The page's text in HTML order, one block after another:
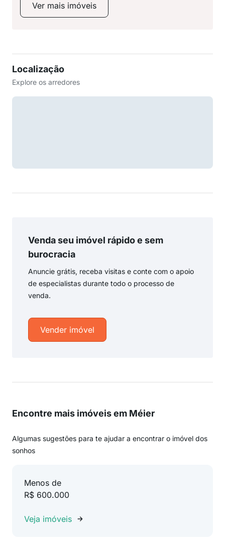
Ver mais imóveis
Localização
Explore os arredores
Venda seu imóvel rápido e sem
burocracia
Anuncie grátis, receba visitas e conte com o apoio
de especialistas durante todo o processo de
venda.
Vender imóvel
Encontre mais imóveis em Méier
Algumas sugestões para te ajudar a encontrar o imóvel dos
sonhos
Menos de
R$ 600.000
Veja imóveis